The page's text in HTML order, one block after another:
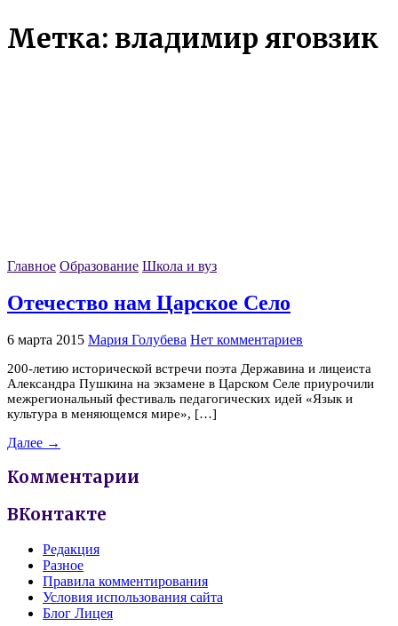
Метка: владимир яговзик
Главное Образование Школа и вуз
Отечество нам Царское Село
6 марта 2015 Мария Голубева Нет комментариев
200-летию исторической встречи поэта Державина и лицеиста
Александра Пушкина на экзамене в Царском Селе приурочили
межрегиональный фестиваль педагогических идей «Язык и
культура в меняющемся мире», […]
Далее →
Комментарии
ВКонтакте
Редакция
Разное
Правила комментирования
Условия использования сайта
Блог Лицея